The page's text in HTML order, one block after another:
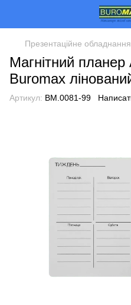
Презентаційне обладнання
Магнітний
Buromax
Артикул: BM.0081-99